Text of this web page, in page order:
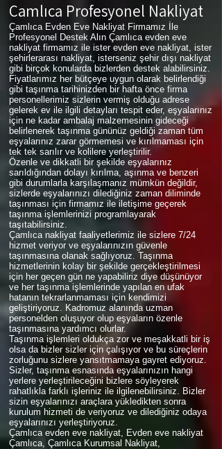
Çamlıca Profesyonel Nakliyat
Çamlıca Evden Eve Nakliyat Firmamız İle
Profesyonel Destek Alın Çamlıca evden eve
nakliyat firmamız ile ister evden eve nakliyat, ister
şehirlerarası nakliyat, isterseniz şehir dışı nakliyat
gibi birçok konularda bizlerden destek alabilirsiniz.
Fiyatlarımız her bütçeye uygun olarak belirlendiği
gibi taşınma tarihinizden bir hafta önce firma
personellerimiz sizlerin vermiş olduğu adrese
gelerek ev ile ilgili detayları tespit eder, eşyalarınız
için ne kadar ambalaj malzemesinin gideceği
belirlenerek taşınma gününüz geldiği zaman tüm
eşyalarınız zarar görmemesi ve kırılmaması için
tek tek sarılır ve kolilere yerleştirilir.
Özenle ve dikkatli bir şekilde eşyalarınız
sarıldığından dolayı kırılma, aşınma ve benzeri
gibi durumlarla karşılaşmanız mümkün değildir,
sizlerde eşyalarınızı dilediğiniz zaman diliminde
taşınması için firmamız ile iletişime geçerek
taşınma işlemlerinizi programlayarak
taşıtabilirsiniz.
Çamlıca nakliyat faaliyetlerimiz ile sizlere 7/24
hizmet veriyor ve eşyalarınızın güvenle
taşınmasına olanak sağlıyoruz. Taşınma
hizmetlerinin kolay bir şekilde gerçekleştirilmesi
için her geçen gün ne yapabiliriz diye düşünüyor
ve her taşınma işlemlerinde yapılan en ufak
hatanın tekrarlanmaması için kendimizi
geliştiriyoruz. Kadromuz alanında uzman
personelden oluşuyor olup eşyaların özenle
taşınmasına yardımcı olurlar.
Taşınma işlemleri oldukça zor ve meşakkatli bir iş
olsa da bizler sizler için çalışıyor ve bu süreçlerin
zorluğunu sizlere yansıtmamaya gayret ediyoruz.
Sizler, taşınma esnasında eşyalarınızın hangi
yerlere yerleştirileceğini bizlere söyleyerek
rahatlıkla farklı işleriniz ile ilgilenebilirsiniz. Bizler
sizin eşyalarınızı araçlara yükledikten sonra
kurulum hizmeti de veriyoruz ve dilediğiniz odaya
eşyalarınızı yerleştiriyoruz.
Çamlıca evden eve nakliyat, Evden eve nakliyat
Çamlıca, Çamlıca Kurumsal Nakliyat,